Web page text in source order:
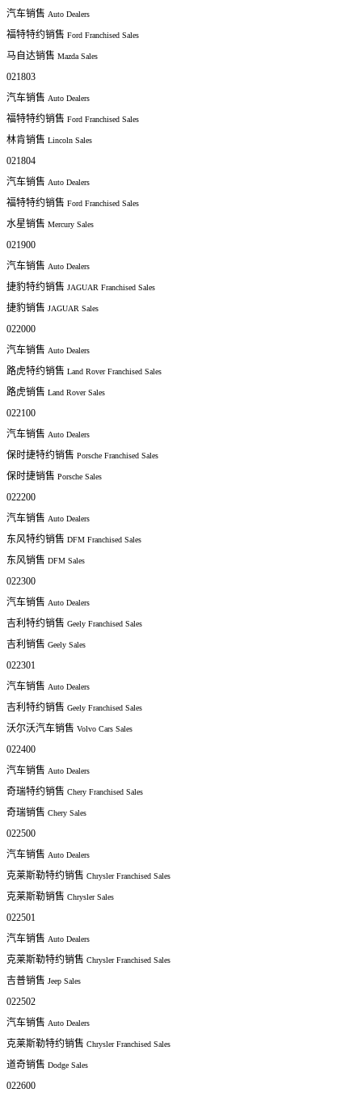
汽车销售 Auto Dealers
福特特约销售 Ford Franchised Sales
马自达销售 Mazda Sales
021803
汽车销售 Auto Dealers
福特特约销售 Ford Franchised Sales
林肯销售 Lincoln Sales
021804
汽车销售 Auto Dealers
福特特约销售 Ford Franchised Sales
水星销售 Mercury Sales
021900
汽车销售 Auto Dealers
捷豹特约销售 JAGUAR Franchised Sales
捷豹销售 JAGUAR Sales
022000
汽车销售 Auto Dealers
路虎特约销售 Land Rover Franchised Sales
路虎销售 Land Rover Sales
022100
汽车销售 Auto Dealers
保时捷特约销售 Porsche Franchised Sales
保时捷销售 Porsche Sales
022200
汽车销售 Auto Dealers
东风特约销售 DFM Franchised Sales
东风销售 DFM Sales
022300
汽车销售 Auto Dealers
吉利特约销售 Geely Franchised Sales
吉利销售 Geely Sales
022301
汽车销售 Auto Dealers
吉利特约销售 Geely Franchised Sales
沃尔沃汽车销售 Volvo Cars Sales
022400
汽车销售 Auto Dealers
奇瑞特约销售 Chery Franchised Sales
奇瑞销售 Chery Sales
022500
汽车销售 Auto Dealers
克莱斯勒特约销售 Chrysler Franchised Sales
克莱斯勒销售 Chrysler Sales
022501
汽车销售 Auto Dealers
克莱斯勒特约销售 Chrysler Franchised Sales
吉普销售 Jeep Sales
022502
汽车销售 Auto Dealers
克莱斯勒特约销售 Chrysler Franchised Sales
道奇销售 Dodge Sales
022600